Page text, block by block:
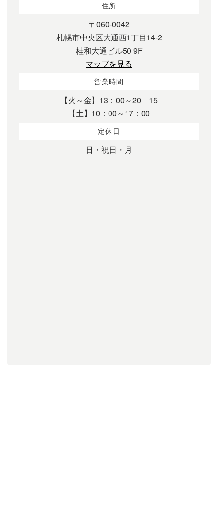
住所
〒060-0042
札幌市中央区大通西1丁目14-2
桂和大通ビル50 9F
マップを見る
営業時間
【火～金】13：00～20：15
【土】10：00～17：00
定休日
日・祝日・月